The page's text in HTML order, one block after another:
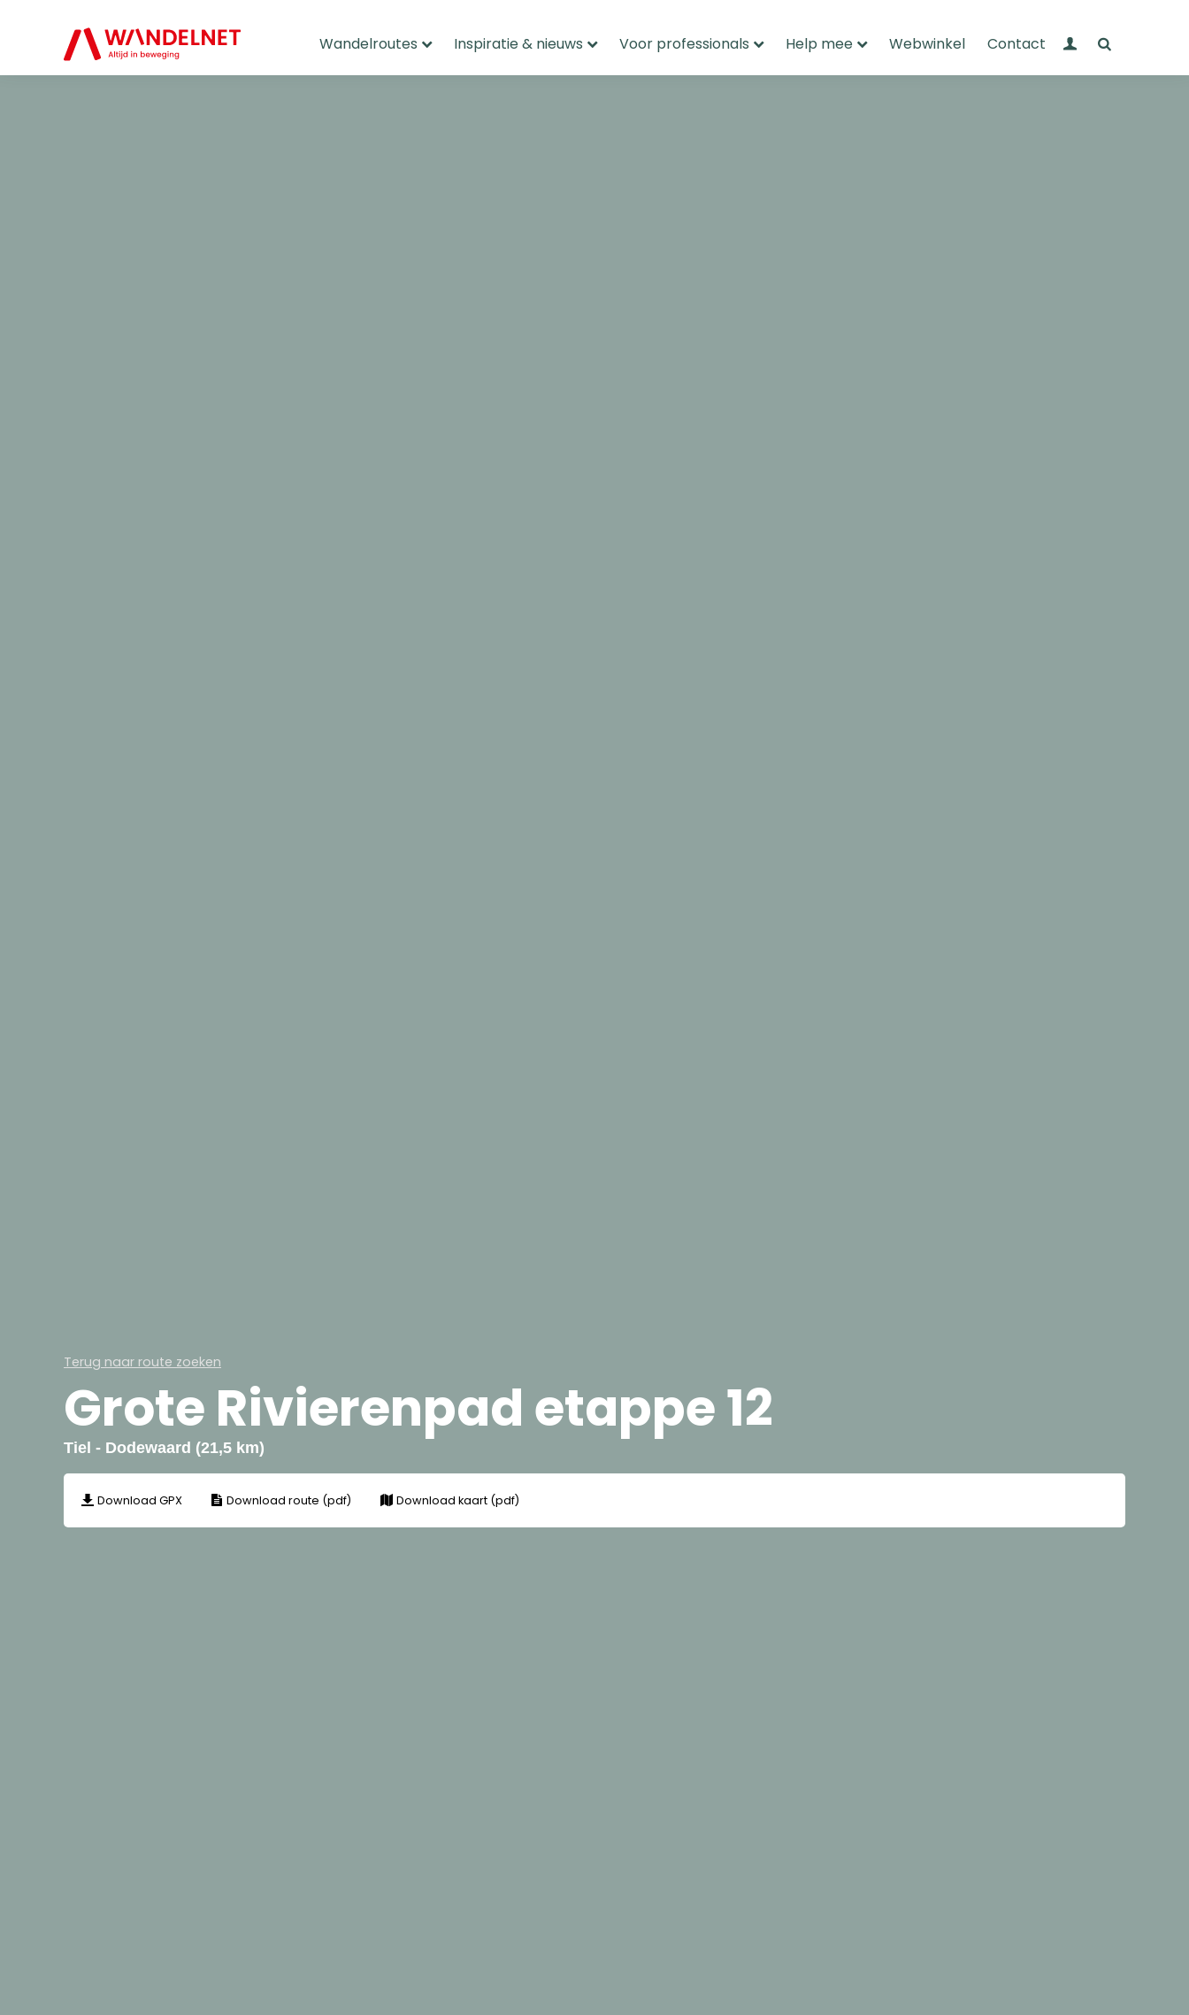
Wandelroutes Inspiratie & nieuws Voor professionals Help mee Webwinkel Contact Mijn Wandelnet
Terug naar route zoeken
Grote Rivierenpad etappe 12
Tiel - Dodewaard (21,5 km)
Download GPX Download route (pdf) Download kaart (pdf)